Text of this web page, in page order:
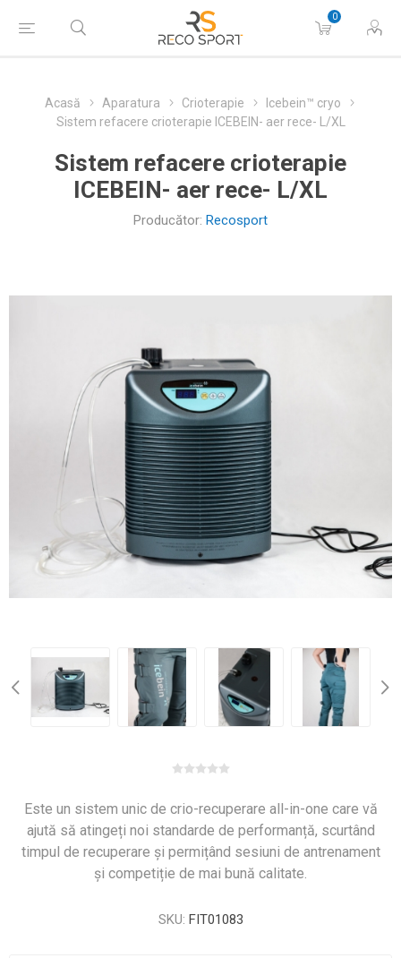
0
Acasă Aparatura Crioterapie
Icebein™ cryo
Sistem refacere crioterapie ICEBEIN- aer rece- L/XL
Sistem refacere crioterapie
ICEBEIN- aer rece- L/XL
Producător: Recosport
Este un sistem unic de crio-recuperare all-in-one care vă
ajută să atingeți noi standarde de performanță, scurtând
timpul de recuperare și permițând sesiuni de antrenament
și competiție de mai bună calitate.
SKU: FIT01083